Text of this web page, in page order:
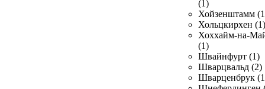
(1)
Хойзенштамм
Хольцкирхен (1)
Хоххайм-на-
(1)
Швайнфурт (1)
Шварцвальд (2)
Шварценбрук